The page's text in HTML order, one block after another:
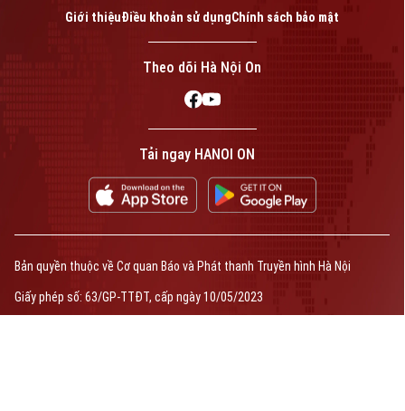
Giới thiệuĐiều khoản sử dụngChính sách bảo mật
Theo dõi Hà Nội On
Tải ngay HANOI ON
Bản quyền thuộc về Cơ quan Báo và Phát thanh Truyền hình Hà Nội
Giấy phép số: 63/GP-TTĐT, cấp ngày 10/05/2023